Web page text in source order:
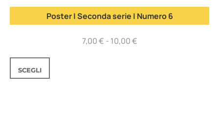
Poster | Seconda serie | Numero 6
7,00€ - 10,00€
SCEGLI